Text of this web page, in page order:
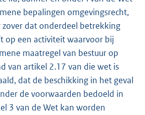
bepalingen omgevingsrecht,
zover dat onderdeel betrekking
op een activiteit waarvoor bij
maatregel van bestuur op
van artikel 2.17 van die wet is
dat de beschikking in het geval
de voorwaarden bedoeld in
3 van de Wet kan worden